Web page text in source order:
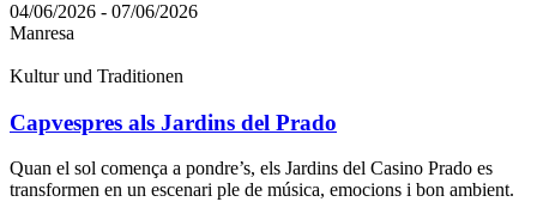
04/06/2026 - 07/06/2026
Manresa
Kultur und Traditionen
Capvespres als Jardins del Prado
Quan el sol comença a pondre’s, els Jardins del Casino Prado es
transformen en un escenari ple de música, emocions i bon ambient.